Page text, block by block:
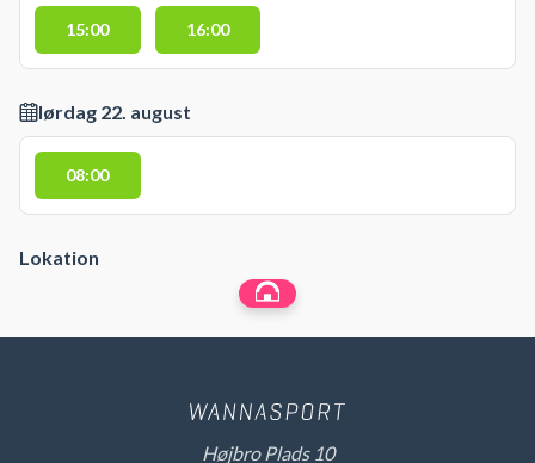
15:00 16:00
lørdag 22. august
08:00
Lokation
Højbro Plads 10